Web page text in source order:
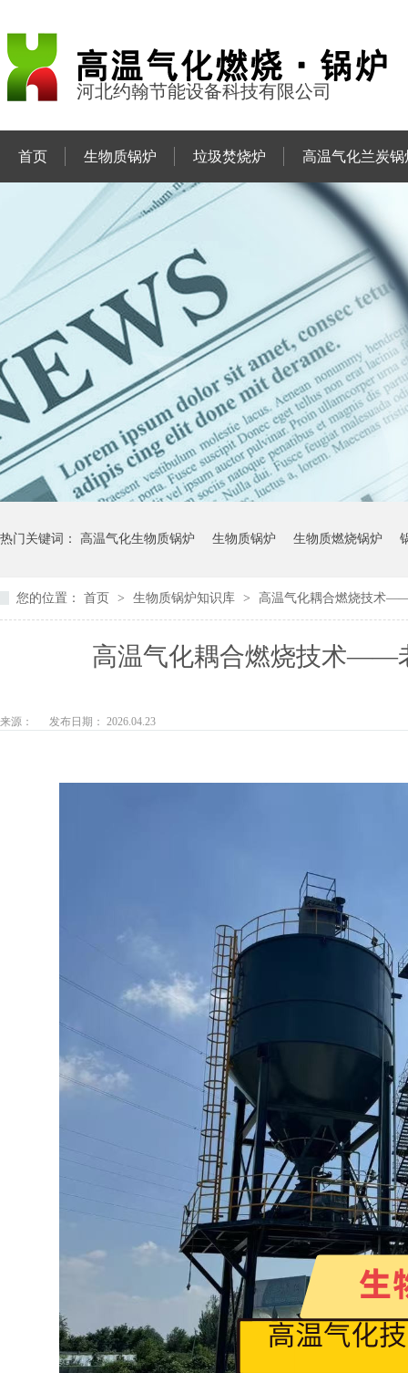
河北约翰节能设备科技有限公司
首页 生物质锅炉 垃圾焚烧炉 高温气化兰炭锅
热门关键词： 高温气化生物质锅炉 生物质锅炉 生物质燃烧锅炉
您的位置： 首页 > 生物质锅炉知识库 > 高温气化耦合燃烧技术
高温气化耦合燃烧技术——
来源： 发布日期： 2026.04.23